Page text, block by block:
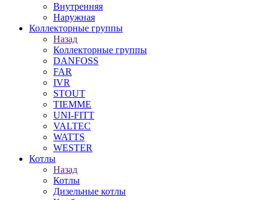
Внутренняя
Наружная
Коллекторные группы
Назад
Коллекторные группы
DANFOSS
FAR
IVR
STOUT
TIEMME
UNI-FITT
VALTEC
WATTS
WESTER
Котлы
Назад
Котлы
Дизельные котлы